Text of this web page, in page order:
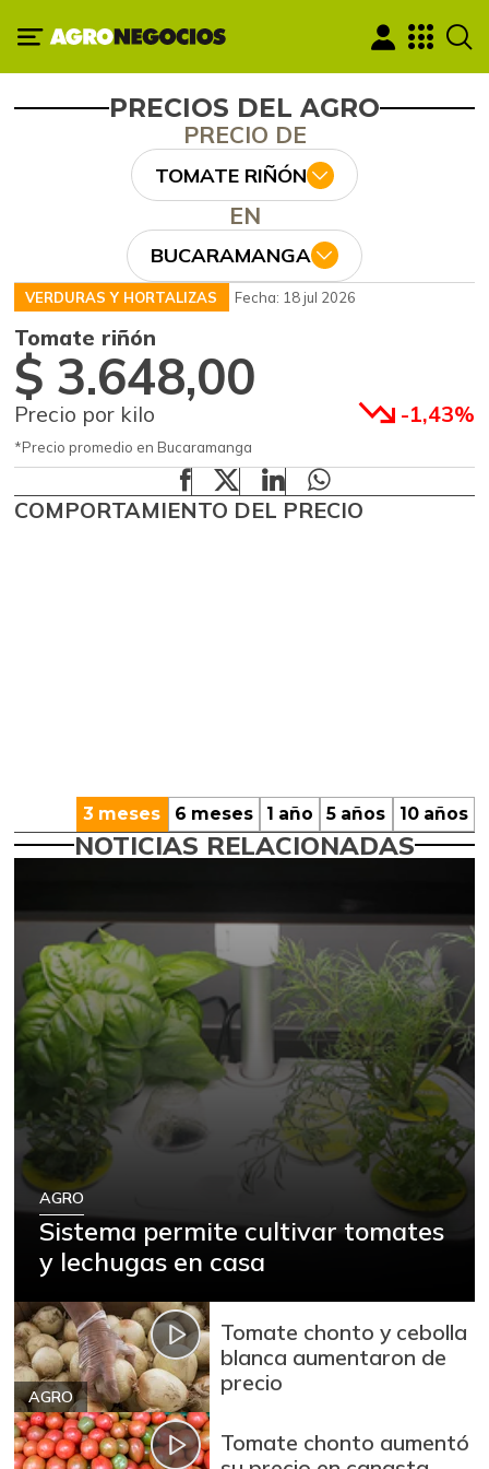
PRECIOS DEL AGRO
PRECIO DE
TOMATE RIÑÓN
EN
BUCARAMANGA
VERDURAS Y HORTALIZAS Fecha: 18 jul 2026
Tomate riñón
$ 3.648,00
Precio por kilo -1,43%
*Precio promedio en Bucaramanga
COMPORTAMIENTO DEL PRECIO
3 meses 6 meses 1 año 5 años 10 años
NOTICIAS RELACIONADAS
AGRO
Sistema permite cultivar tomates
y lechugas en casa
AGRO
Tomate chonto y cebolla
blanca aumentaron de
precio
Tomate chonto aumentó